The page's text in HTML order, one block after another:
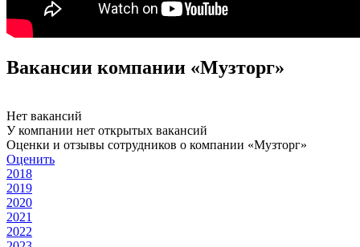
Вакансии компании «Музторг»
Нет вакансий
У компании нет открытых вакансий
Оценки и отзывы сотрудников о компании «Музторг»
Оценить
2018
2019
2020
2021
2022